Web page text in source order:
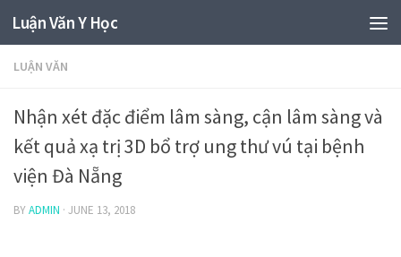
Luận Văn Y Học
LUẬN VĂN
Nhận xét đặc điểm lâm sàng, cận lâm sàng và
kết quả xạ trị 3D bổ trợ ung thư vú tại bệnh
viện Đà Nẵng
BYADMIN · JUNE 13, 2018